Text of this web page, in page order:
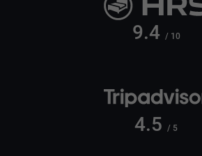
9.4 / 10
4.5 / 5